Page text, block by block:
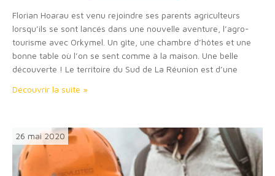
Florian Hoarau est venu rejoindre ses parents agriculteurs
lorsqu’ils se sont lancés dans une nouvelle aventure, l’agro-
tourisme avec Orkymel. Un gîte, une chambre d’hôtes et une
bonne table où l’on se sent comme à la maison. Une belle
découverte ! Le territoire du Sud de La Réunion est d’une
Découvrir la suite »
26 mai 2020